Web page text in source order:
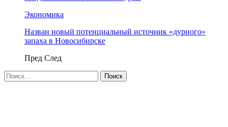
Экономика
Назван новый потенциальный источник «дурного»
запаха в Новосибирске
Пред След